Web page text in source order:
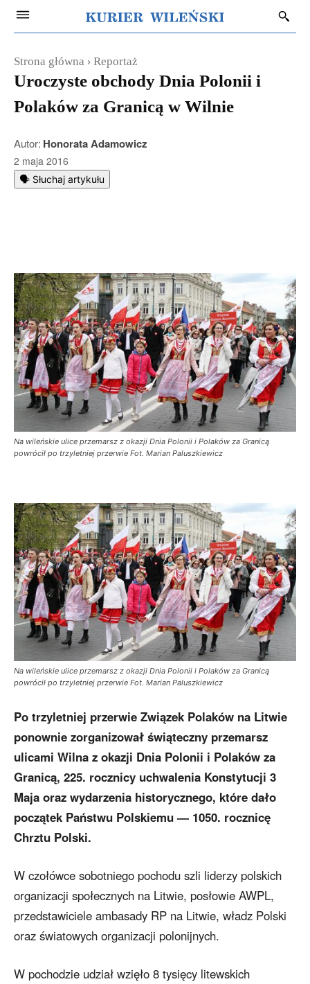
Strona główna Reportaż
Uroczyste obchody Dnia Polonii i
Polaków za Granicą w Wilnie
Autor: Honorata Adamowicz
2 maja 2016
🗣️ Słuchaj artykułu
Na wileńskie ulice przemarsz z okazji Dnia Polonii i Polaków za Granicą
powrócił po trzyletniej przerwie Fot. Marian Paluszkiewicz
Na wileńskie ulice przemarsz z okazji Dnia Polonii i Polaków za Granicą
powrócił po trzyletniej przerwie Fot. Marian Paluszkiewicz
Po trzyletniej przerwie Związek Polaków na Litwie
ponownie zorganizował świąteczny przemarsz
ulicami Wilna z okazji Dnia Polonii i Polaków za
Granicą, 225. rocznicy uchwalenia Konstytucji 3
Maja oraz wydarzenia historycznego, które dało
początek Państwu Polskiemu — 1050. rocznicę
Chrztu Polski.
W czołówce sobotniego pochodu szli liderzy polskich
organizacji społecznych na Litwie, posłowie AWPL,
przedstawiciele ambasady RP na Litwie, władz Polski
oraz światowych organizacji polonijnych.
W pochodzie udział wzięło 8 tysięcy litewskich